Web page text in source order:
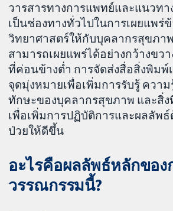
วารสารทางการแพทย์และแนวท
เป็นช่องทางทั่วไปในการเผยแพร่
วิทยาศาสตร์ให้กับบุคลากรสุขภา
สามารถเผยแพร่ได้อย่างกว้างขว
ที่ค่อนข้างต่ำ การจัดส่งสื่อสิ่งพิมพ์
จุดมุ่งหมายเพื่อเพิ่มการรับรู้ ควา
ทักษะของบุคลากรสุขภาพ และสิ่
เพื่อเพิ่มการปฏิบัติการและผลลัพ
ป่วยให้ดีขึ้น
อะไรคือผลลัพธ์หลักขอ
วรรณกรรมนี้?